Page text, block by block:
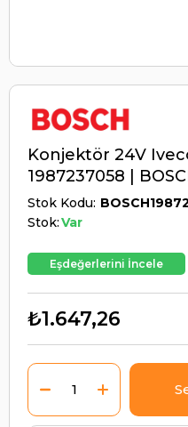
Konjektör 24V
1987237058 |
Stok Kodu
Stok:Var
Eşdeğerlerini İncele
₺1.647,26